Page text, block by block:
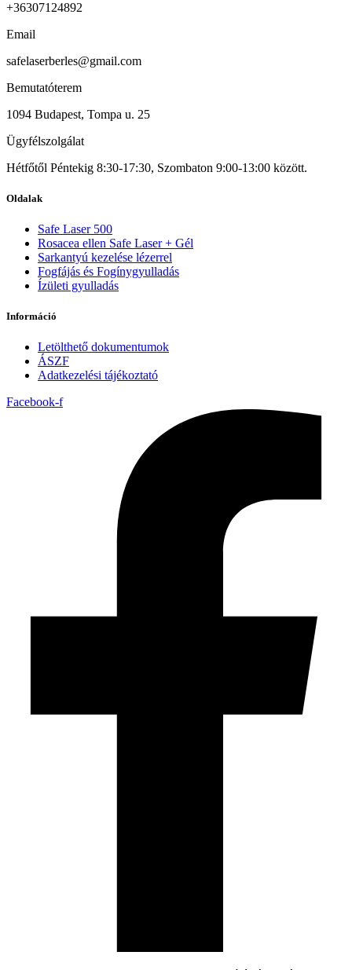
+36307124892​
Email
safelaserberles@gmail.com
Bemutatóterem
1094 Budapest, Tompa u. 25
Ügyfélszolgálat
Hétfőtől Péntekig 8:30-17:30, Szombaton 9:00-13:00 között.
Oldalak
Safe Laser 500
Rosacea ellen Safe Laser + Gél
Sarkantyú kezelése lézerrel
Fogfájás és Fogínygyulladás
Ízületi gyulladás
Információ
Letölthető dokumentumok
ÁSZF
Adatkezelési tájékoztató
Facebook-f